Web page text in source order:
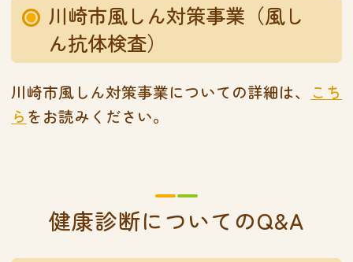
川崎市風しん対策事業（風し
ん抗体検査）
川崎市風しん対策事業についての詳細は、
こち
ら をお読みください。
健康診断についてのQ&A